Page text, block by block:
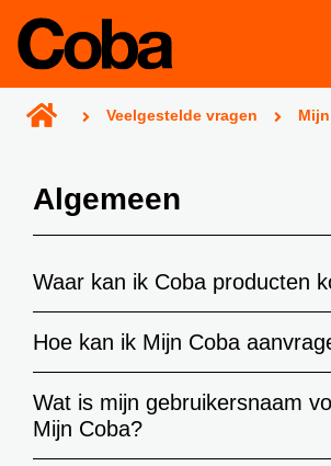
Projecthulp
Verbruikscalculator
Projectgarantie
Verkooppunten
Nieuws
Veelgestelde vragen
Algemeen
Waar kan ik Coba producten
Hoe kan ik Mijn Coba
Wat is mijn gebruikersnaam
Mijn Coba?